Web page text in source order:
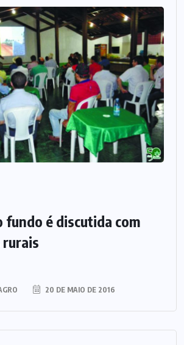
fundo é discutida com
20 DE MAIO DE 2016